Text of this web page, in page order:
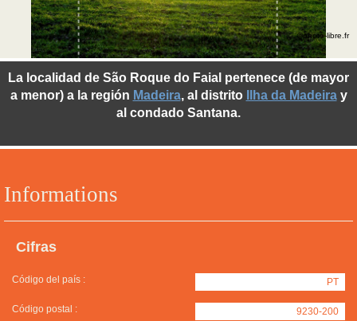
Informations
Cifras
Código del país : PT
Código postal : 9230-200
La localidad de São Roque do Faial pertenece (de mayor
a menor) a la región Madeira, al distrito Ilha da Madeiray
al condado Santana.
©photo-libre.fr